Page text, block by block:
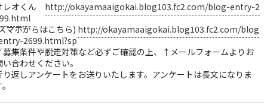
レオくん http://okayamaaigokai.blog103.fc2.com/blog-entry-2
マホからはこちら) http://okayamaaigokai.blog103.fc2.com/blog
2699.html?sp
集条件や脱走対策など必ずご確認の上、↑メールフォームよりお
い合わせください。
り返しアンケートをお送りいたします。アンケートは長文になりま